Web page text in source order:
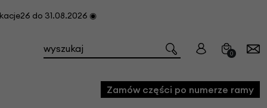
do 31.08.2026 ◉
0
Zamów części po numerze ramy